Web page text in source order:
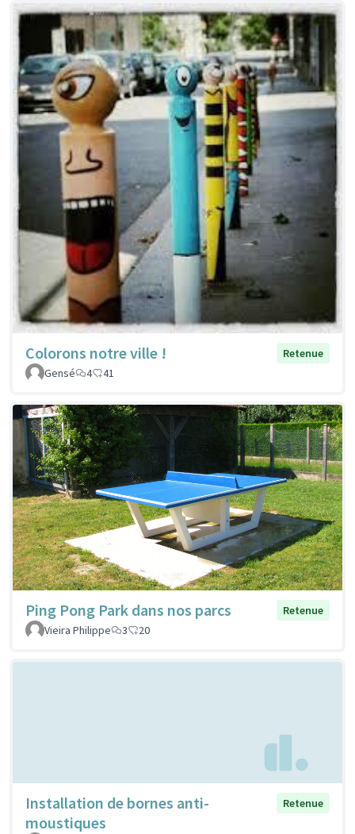
Colorons notre ville !
Retenue
Gensé
4 41
Ping Pong Park dans nos parcs
Retenue
Vieira Philippe
3 20
Installation de bornes anti-
moustiques
Retenue